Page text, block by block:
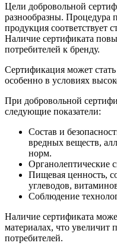
Цели добровольной
разнообразны. Процедура
продукция соответствует
Наличие сертификата
потребителей к бренду.
Сертификация может
особенно в условиях
При добровольной
следующие показатели:
Состав и
вредных веществ,
норм.
Органолептические
Пищевая ценность,
углеводов,
Соблюдение
Наличие сертификата
материалах, что увеличит
потребителей.